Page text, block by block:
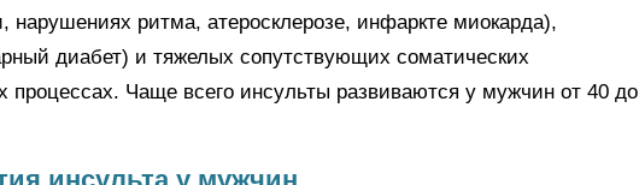
нарушениях ритма, атеросклерозе, инфаркте миокарда),
диабет) и тяжелых сопутствующих соматических
процессах. Чаще всего инсульты развиваются у мужчин от 40 до